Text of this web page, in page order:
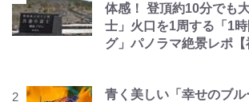
体感！ 登頂約10分でも
士」火口を1周する「1
グ」パノラマ絶景レポ【
青く美しい「幸せのブ